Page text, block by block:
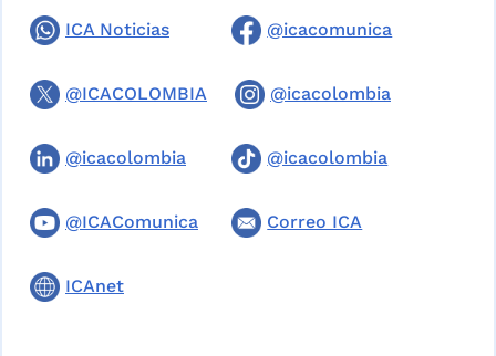
ICA Noticias @icacomunica
@ICACOLOMBIA @icacolombia
@icacolombia @icacolombia
@ICAComunica Correo ICA
ICAnet